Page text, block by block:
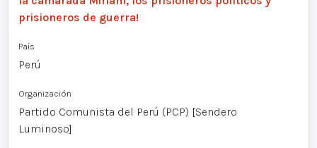
prisioneros de guerra!
País
Perú
Organización
Partido Comunista del Perú (PCP) [Sendero
Luminoso]